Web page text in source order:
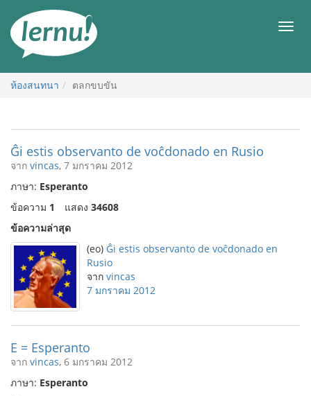
สารบัญ
เมนู
ห้องสนทนา ตลกขบขัน
Ĝi estis observanto de voĉdonado en Rusio
จาก vincas, 7 มกราคม 2012
ภาษา: Esperanto
ข้อความ 1 แสดง 34608
ข้อความล่าสุด
(eo) Ĝi estis observanto de voĉdonado en
Rusio
จาก vincas
7 มกราคม 2012
E = Esperanto
จาก vincas, 6 มกราคม 2012
ภาษา: Esperanto